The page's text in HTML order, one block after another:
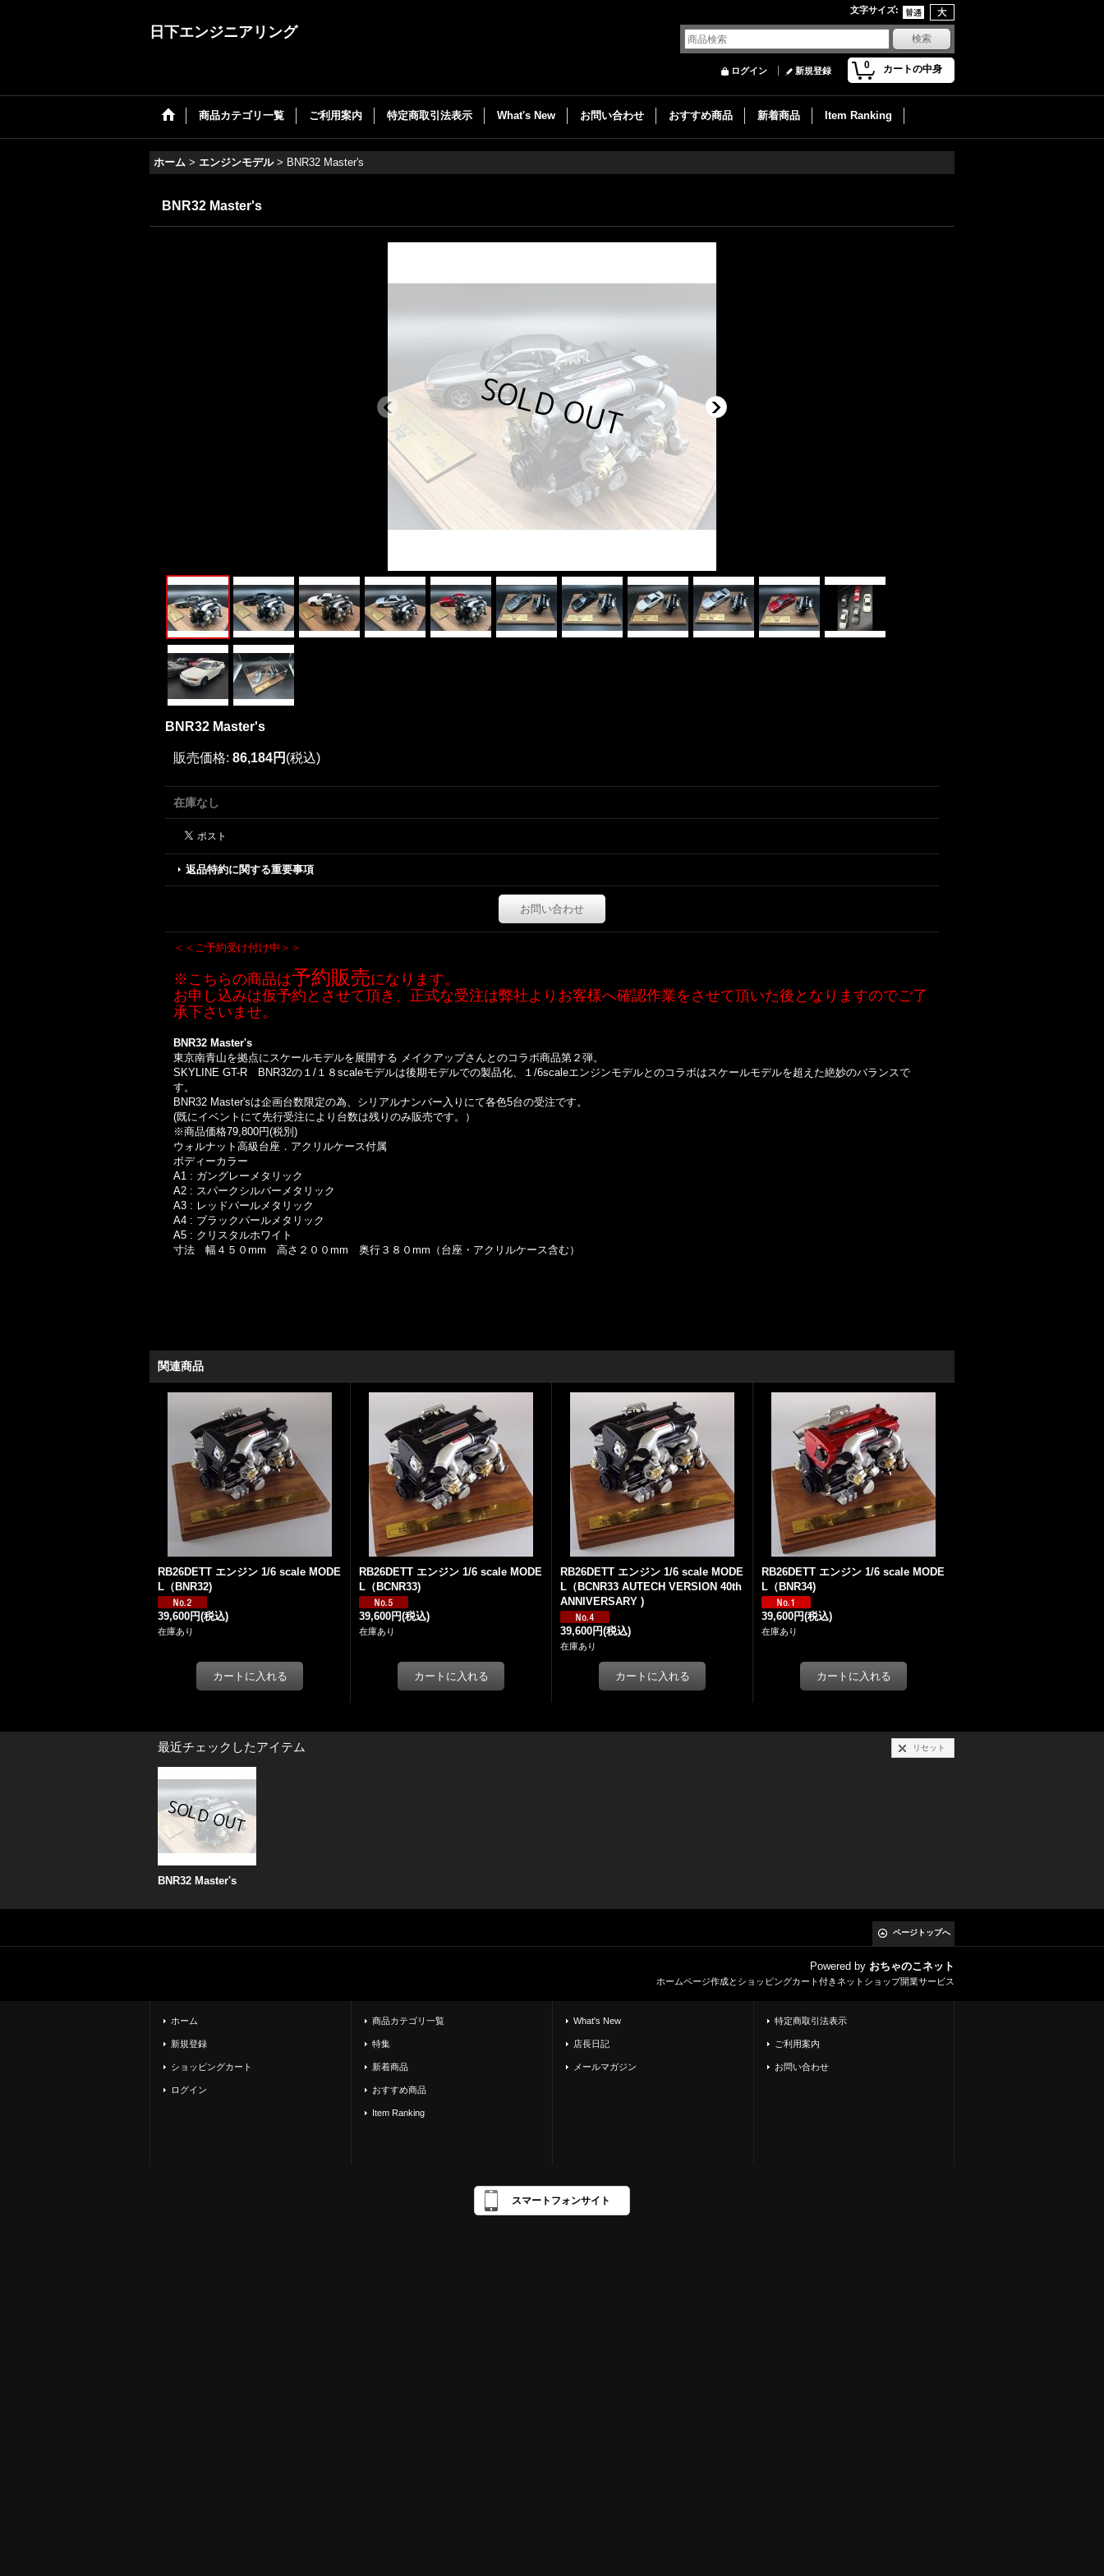
文字サイズ:
日下エンジニアリング
0 カートの中身
ログイン 新規登録
商品カテゴリ一覧 ご利用案内 特定商取引法表示 What's New お問い合わせ おすすめ商品 新着商品 Item Ranking
ホーム > エンジンモデル > BNR32 Master's
BNR32 Master's
BNR32 Master's
販売価格: 86,184円 (税込)
在庫なし
返品特約に関する重要事項
お問い合わせ
＜＜ご予約受け付け中＞＞
※こちらの商品は予約販売になります。
お申し込みは仮予約とさせて頂き、正式な受注は弊社よりお客様へ確認作業をさせて頂いた後となりますのでご了
承下さいませ。
BNR32 Master's
東京南青山を拠点にスケールモデルを展開する メイクアップさんとのコラボ商品第２弾。
SKYLINE GT-R BNR32の１/１８scaleモデルは後期モデルでの製品化、１/6scaleエンジンモデルとのコラボはスケールモデルを超えた絶妙のバランスで
す。
BNR32 Master'sは企画台数限定の為、シリアルナンバー入りにて各色5台の受注です。
(既にイベントにて先行受注により台数は残りのみ販売です。）
※商品価格79,800円(税別)
ウォルナット高級台座．アクリルケース付属
ボディーカラー
A1 : ガングレーメタリック
A2 : スパークシルバーメタリック
A3 : レッドパールメタリック
A4 : ブラックパールメタリック
A5 : クリスタルホワイト
寸法 幅４５０mm 高さ２００mm 奥行３８０mm（台座・アクリルケース含む）
関連商品
RB26DETT エンジン 1/6 scale MODE
L（BNR32)
39,600円(税込)
在庫あり
RB26DETT エンジン 1/6 scale MODE
L（BCNR33)
39,600円(税込)
在庫あり
RB26DETT エンジン 1/6 scale MODE
L（BCNR33 AUTECH VERSION 40th
ANNIVERSARY )
39,600円(税込)
在庫あり
RB26DETT エンジン 1/6 scale MODE
L（BNR34)
39,600円(税込)
在庫あり
最近チェックしたアイテム リセット
BNR32 Master's
ページトップへ
Powered by おちゃのこネット
ホームページ作成とショッピングカート付きネットショップ開業サービス
ホーム
新規登録
ショッピングカート
ログイン
商品カテゴリ一覧
特集
新着商品
おすすめ商品
Item Ranking
What's New
店長日記
メールマガジン
特定商取引法表示
ご利用案内
お問い合わせ
スマートフォンサイト